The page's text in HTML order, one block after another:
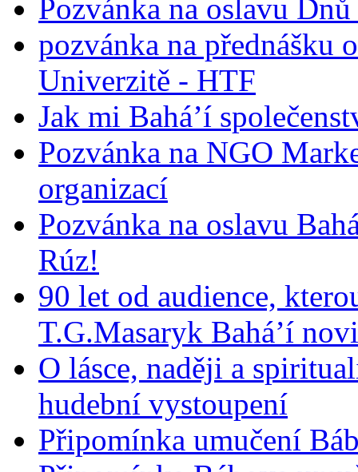
Pozvánka na oslavu
pozvánka na přednášku
Univerzitě - HTF
Jak mi Bahá’í
Pozvánka na NGO
organizací
Pozvánka na oslavu
Rúz!
90 let od audience,
T.G.Masaryk Bahá’í
O lásce, naději a
hudební vystoupení
Připomínka umučení